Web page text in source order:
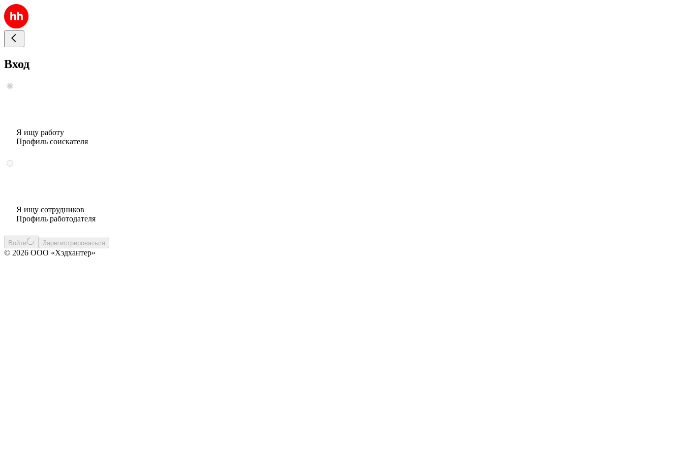
Вход
Я ищу работу
Профиль соискателя
Я ищу сотрудников
Профиль работодателя
Войти Зарегистрироваться
© 2026 ООО «Хэдхантер»